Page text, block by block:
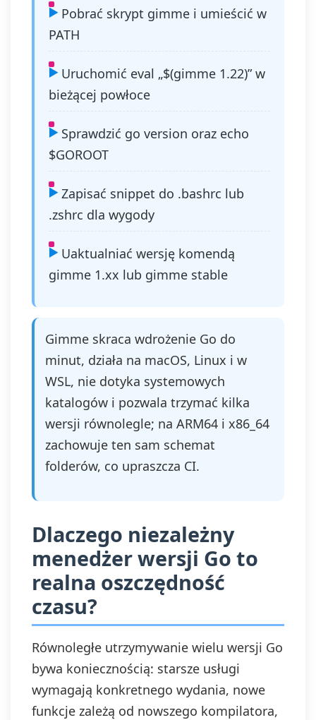
Pobrać skrypt gimme i umieścić w
PATH
Uruchomić eval „$(gimme 1.22)” w
bieżącej powłoce
Sprawdzić go version oraz echo
$GOROOT
Zapisać snippet do .bashrc lub
.zshrc dla wygody
Uaktualniać wersję komendą
gimme 1.xx lub gimme stable
Gimme skraca wdrożenie Go do
minut, działa na macOS, Linux i w
WSL, nie dotyka systemowych
katalogów i pozwala trzymać kilka
wersji równolegle; na ARM64 i x86_64
zachowuje ten sam schemat
folderów, co upraszcza CI.
Dlaczego niezależny
menedżer wersji Go to
realna oszczędność
czasu?
Równoległe utrzymywanie wielu wersji Go
bywa koniecznością: starsze usługi
wymagają konkretnego wydania, nowe
funkcje zależą od nowszego kompilatora,